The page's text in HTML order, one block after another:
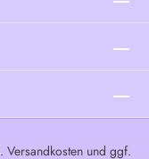
Versandkostenund ggf.